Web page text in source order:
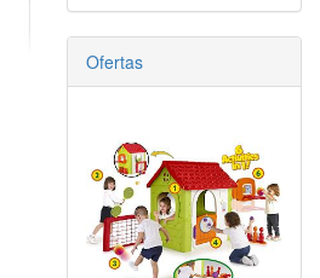
Ofertas